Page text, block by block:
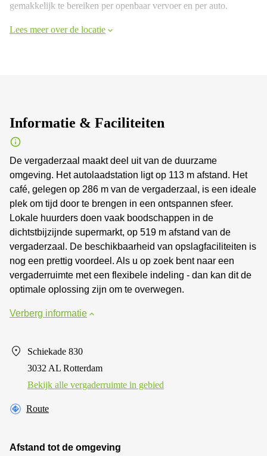
gemakkelijk te bereiken per openbaar vervoer en per auto.
Lees meer over de locatie
Informatie & Faciliteiten
De vergaderzaal maakt deel uit van de duurzame
omgeving. Het autolaadstation ligt op 113 m afstand. Het
café, gelegen op 286 m van de vergaderzaal, is een ideale
plek om tijd door te brengen in een ontspannen sfeer.
Lokale huurders doen vaak boodschappen in de
dichtstbijzijnde supermarkt, op 519 m afstand van de
vergaderzaal. De beschikbaarheid van opslagfaciliteiten is
nog een prettig voordeel. Als u op zoek bent naar een
vergaderruimte met een flexibele indeling - dan kan dit de
optimale oplossing zijn om te overwegen.
Verberg informatie
Schiekade 830
3032 AL Rotterdam
Bekijk alle vergaderruimte in gebied
Route
Afstand tot de omgeving